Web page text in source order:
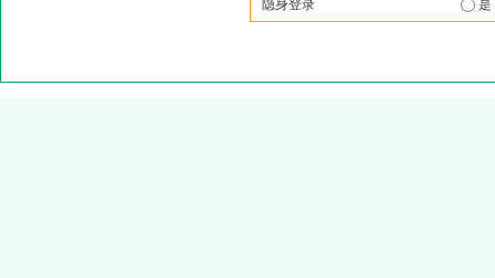
隐身登录